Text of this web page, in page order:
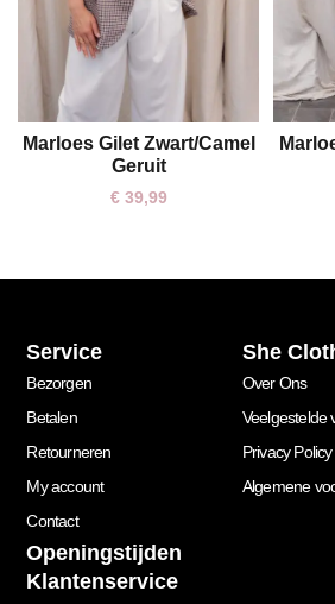
One size
Marloes Gilet Zwart/Camel
Geruit
€39,99
Service
Bezorgen
Betalen
Retourneren
My account
Contact
She
Over Ons
Veelgestelde
Privacy Policy
Algemene
Openingstijden
Klantenservice